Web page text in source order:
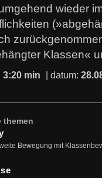
wieder
Klassen«
3:20 min | datum:
themen
Bewegung mit